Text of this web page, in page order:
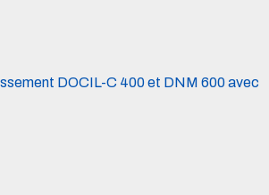
DOCIL-C 400 et DNM 600 avec